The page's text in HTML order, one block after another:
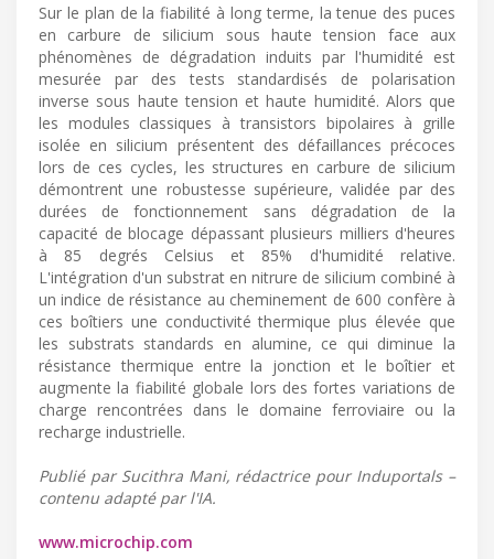
Sur le plan de la fiabilité à long terme, la tenue des puces
en carbure de silicium sous haute tension face aux
phénomènes de dégradation induits par l'humidité est
mesurée par des tests standardisés de polarisation
inverse sous haute tension et haute humidité. Alors que
les modules classiques à transistors bipolaires à grille
isolée en silicium présentent des défaillances précoces
lors de ces cycles, les structures en carbure de silicium
démontrent une robustesse supérieure, validée par des
durées de fonctionnement sans dégradation de la
capacité de blocage dépassant plusieurs milliers d'heures
à 85 degrés Celsius et 85% d'humidité relative.
L'intégration d'un substrat en nitrure de silicium combiné à
un indice de résistance au cheminement de 600 confère à
ces boîtiers une conductivité thermique plus élevée que
les substrats standards en alumine, ce qui diminue la
résistance thermique entre la jonction et le boîtier et
augmente la fiabilité globale lors des fortes variations de
charge rencontrées dans le domaine ferroviaire ou la
recharge industrielle.
Publié par Sucithra Mani, rédactrice pour Induportals –
contenu adapté par l'IA.
www.microchip.com